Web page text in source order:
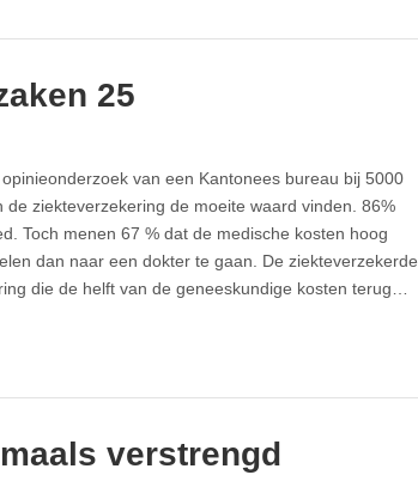
25
van een Kantonees bureau bij 5000
ziekteverzekering de moeite waard vinden. 86%
Toch menen 67 % dat de medische kosten hoog
dan naar een dokter te gaan. De ziekteverzekerde
die de helft van de geneeskundige kosten terug…
verstrengd